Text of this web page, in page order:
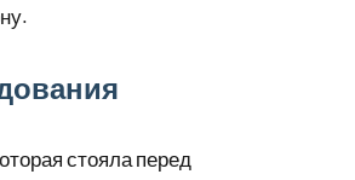
стояла перед